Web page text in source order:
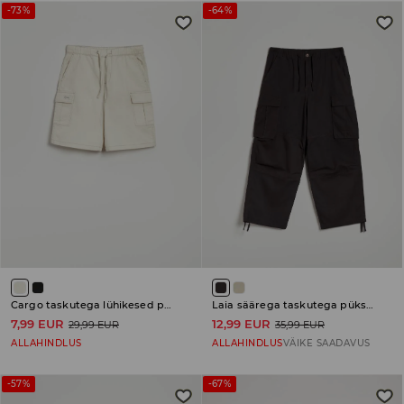
-73%
Cargo taskutega lühikesed püksid
7,99 EUR 29,99 EUR
ALLAHINDLUS
-64%
Laia säärega taskutega püksid
12,99 EUR 35,99 EUR
ALLAHINDLUSVÄIKE SAADAVUS
-57% -67%